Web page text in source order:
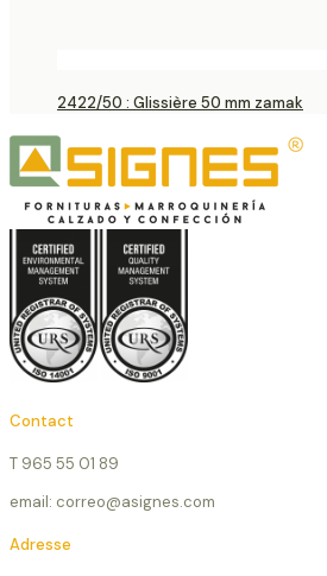
2422/50 : Glissière 50 mm zamak
Contact
T 965 55 01 89
email: correo@asignes.com
Adresse